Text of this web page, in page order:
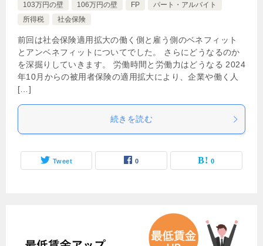
103万円の壁
106万円の壁 FP
パート・アルバイト
所得税
社会保険
前回は社会保険適用拡大の働く側と雇う側のベネフィット
とアンベネフィットについてでした。 さらにどうなるのか
を深掘りしていきます。 労働時間と労働力はどうなる 2024
年10月からの被用者保険の適用拡大により、企業や働く人
[…]
続きを読む
Tweet 0 0